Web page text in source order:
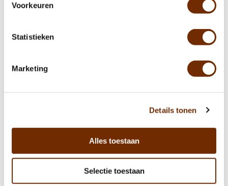
Voorkeuren
Statistieken
Marketing
Details tonen
Alles toestaan
Selectie toestaan
Ja, Ode aan de Amstel is ingericht op de behoeften van
internationale zakelijke gasten. Dit omvat high-speed
meertalig team dat gewend is te werken met strikte
tijdsschema's en diverse bedrijfsculturen.